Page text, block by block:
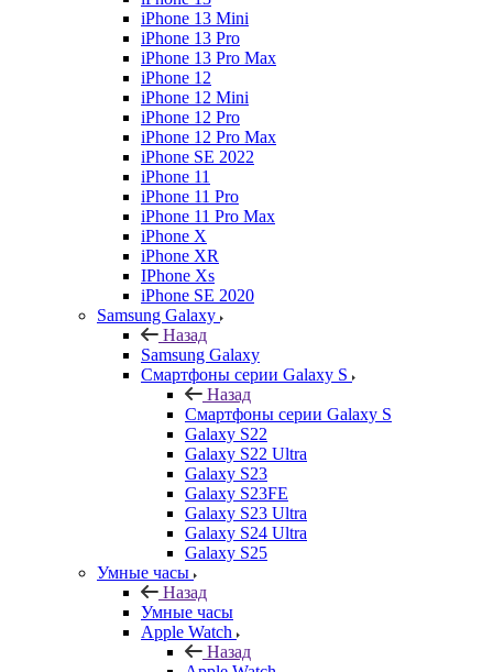
iPhone 13 Mini
iPhone 13 Pro
iPhone 13 Pro Max
iPhone 12
iPhone 12 Mini
iPhone 12 Pro
iPhone 12 Pro Max
iPhone SE 2022
iPhone 11
iPhone 11 Pro
iPhone 11 Pro Max
iPhone X
iPhone XR
IPhone Xs
iPhone SE 2020
Samsung Galaxy
Назад
Samsung Galaxy
Смартфоны серии Galaxy S
Назад
Смартфоны серии Galaxy S
Galaxy S22
Galaxy S22 Ultra
Galaxy S23
Galaxy S23FE
Galaxy S23 Ultra
Galaxy S24 Ultra
Galaxy S25
Умные часы
Назад
Умные часы
Apple Watch
Назад